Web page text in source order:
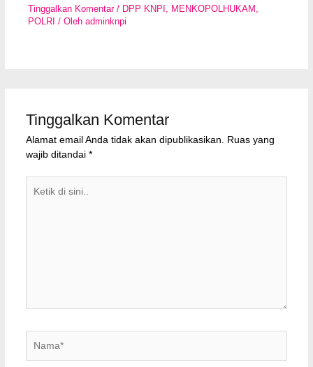
Tinggalkan Komentar / DPP KNPI MENKOPOLHUKAM
POLRI / Olehadminknpi
Tinggalkan Komentar
Alamat email Anda tidak akan dipublikasikan. Ruas yang
wajib ditandai *